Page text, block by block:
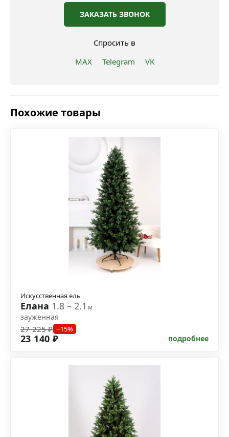
ЗАКАЗАТЬ ЗВОНОК
Спросить в
MAX
Telegram VK
Похожие товары
Искусственная ель
Елана 1.8 – 2.1м
зауженная
27 225 ₽ −15%
23 140 ₽ подробнее